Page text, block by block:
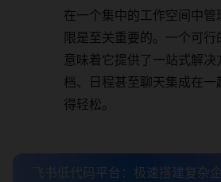
在一个集中的工作空间中管
限是至关重要的。一个可
意味着它提供了一站式解决
档、日程甚至聊天集成在一
得轻松。
飞书低代码平台：极速搭建复杂